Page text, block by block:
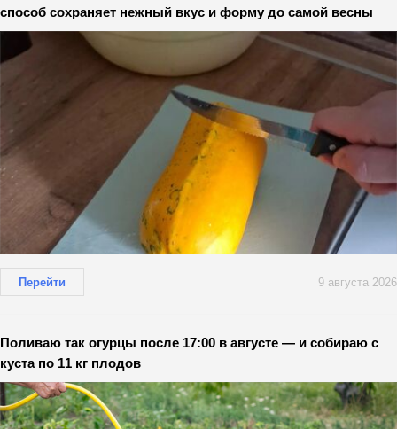
способ сохраняет нежный вкус и форму до самой весны
Перейти 9 августа 2026
Поливаю так огурцы после 17:00 в августе — и собираю с
куста по 11 кг плодов